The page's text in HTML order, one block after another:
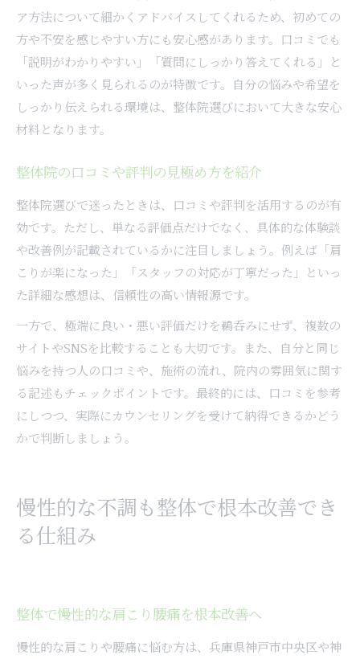
ア方法について細かくアドバイスしてくれるため、初めての
方や不安を感じやすい方にも安心感があります。口コミでも
「説明がわかりやすい」「質問にしっかり答えてくれる」と
いった声が多く見られるのが特徴です。自分の悩みや希望を
しっかり伝えられる環境は、整体院選びにおいて大きな安心
材料となります。
整体院の口コミや評判の見極め方を紹介
整体院選びで迷ったときは、口コミや評判を活用するのが有
効です。ただし、単なる評価点だけでなく、具体的な体験談
や改善例が記載されているかに注目しましょう。例えば「肩
こりが楽になった」「スタッフの対応が丁寧だった」といっ
た詳細な感想は、信頼性の高い情報源です。
一方で、極端に良い・悪い評価だけを鵜呑みにせず、複数の
サイトやSNSを比較することも大切です。また、自分と同じ
悩みを持つ人の口コミや、施術の流れ、院内の雰囲気に関す
る記述もチェックポイントです。最終的には、口コミを参考
にしつつ、実際にカウンセリングを受けて納得できるかどう
かで判断しましょう。
慢性的な不調も整体で根本改善でき
る仕組み
整体で慢性的な肩こり腰痛を根本改善へ
慢性的な肩こりや腰痛に悩む方は、兵庫県神戸市中央区や神